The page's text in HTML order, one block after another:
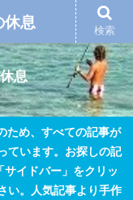
息
ため、すべての記事が
ています。お探しの記
イドバー」をクリッ
い。人気記事より手作
休息 検索